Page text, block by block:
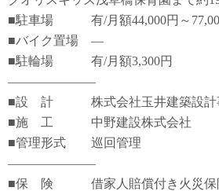
■駐車場 有/月額44,000円～
■バイク置場 ―
■駐輪場 有/月額3,300円
―――――――
■設 計 株式会社玉井建築設計
■施 工 中野建設株式会社
■管理形式 巡回管理
―――――――
■保 険 借家人賠償付き火災保